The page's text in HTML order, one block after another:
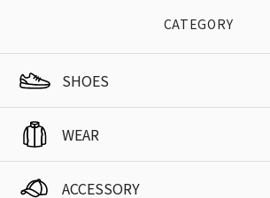
CATEGORY
SHOES
WEAR
ACCESSORY